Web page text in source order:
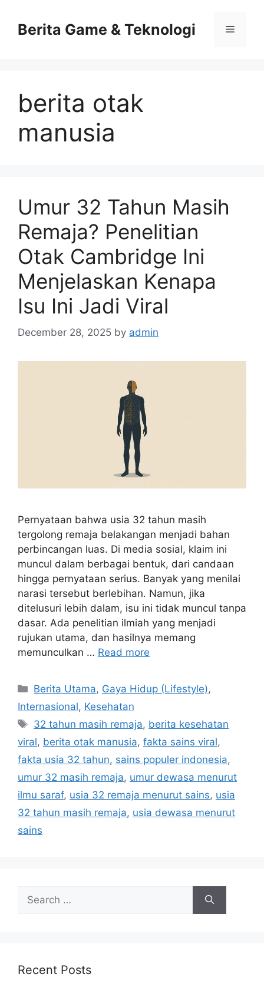
contentBerita Game & Teknologi Menu
berita otak
manusia
Umur 32 Tahun Masih
Remaja? Penelitian
Otak Cambridge Ini
Menjelaskan Kenapa
Isu Ini Jadi Viral
December 28, 2025 by admin
Pernyataan bahwa usia 32 tahun masih
tergolong remaja belakangan menjadi bahan
perbincangan luas. Di media sosial, klaim ini
muncul dalam berbagai bentuk, dari candaan
hingga pernyataan serius. Banyak yang menilai
narasi tersebut berlebihan. Namun, jika
ditelusuri lebih dalam, isu ini tidak muncul tanpa
dasar. Ada penelitian ilmiah yang menjadi
rujukan utama, dan hasilnya memang
memunculkan … Read more
C
a
e
g
o
r
i
s
Berita Utama, Gaya Hidup (Lifestyle),
Internasional, Kesehatan
T
a
s
32 tahun masih remaja, berita kesehatan
viral, berita otak manusia, fakta sains viral,
fakta usia 32 tahun, sains populer indonesia,
umur 32 masih remaja, umur dewasa menurut
ilmu saraf, usia 32 remaja menurut sains, usia
32 tahun masih remaja, usia dewasa menurut
sains
h
Recent Posts